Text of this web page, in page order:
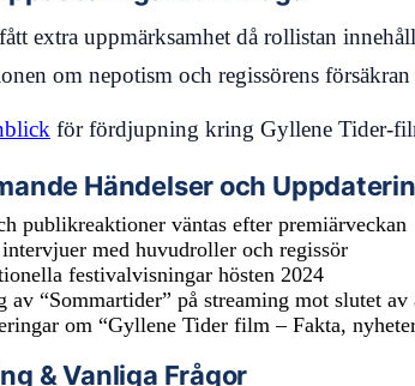
extra uppmärksamhet då rollistan
om nepotism och regissörens
för fördjupning kring Gyllene Tider-
Händelser och
publikreaktioner väntas efter premiärveckan
med huvudroller och regissör
festivalvisningar hösten 2024
av “Sommartider” på streaming mot slutet av
om “Gyllene Tider film – Fakta,
& Vanliga Frågor